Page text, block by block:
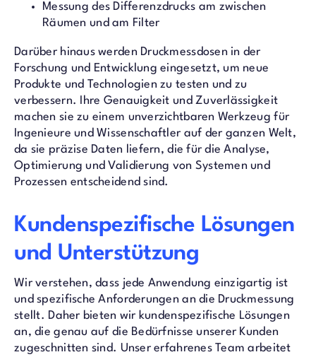
Messung des Differenzdrucks am zwischen
Räumen und am Filter
Darüber hinaus werden Druckmessdosen in der
Forschung und Entwicklung eingesetzt, um neue
Produkte und Technologien zu testen und zu
verbessern. Ihre Genauigkeit und Zuverlässigkeit
machen sie zu einem unverzichtbaren Werkzeug für
Ingenieure und Wissenschaftler auf der ganzen Welt,
da sie präzise Daten liefern, die für die Analyse,
Optimierung und Validierung von Systemen und
Prozessen entscheidend sind.
Kundenspezifische Lösungen
und Unterstützung
Wir verstehen, dass jede Anwendung einzigartig ist
und spezifische Anforderungen an die Druckmessung
stellt. Daher bieten wir kundenspezifische Lösungen
an, die genau auf die Bedürfnisse unserer Kunden
zugeschnitten sind. Unser erfahrenes Team arbeitet